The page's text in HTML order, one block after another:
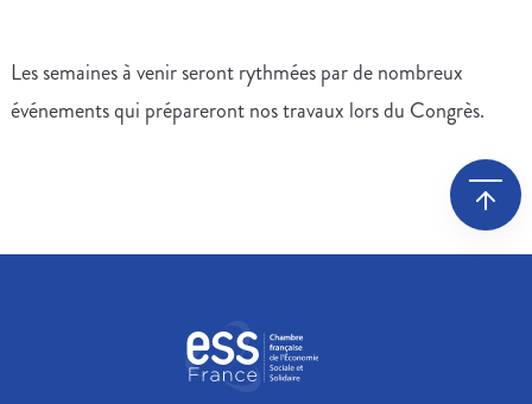
Les semaines à venir seront rythmées par de nombreux
événements qui prépareront nos travaux lors du Congrès.